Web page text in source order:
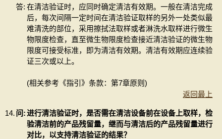
答: 在清洁验证时，应同时确定清洁有效期。一般在清洁完成
后，每次间隔一定时间在清洁验证取样的另外一处类似最
难清洗的部位，采用擦拭法取样或者淋洗水取样进行微生
物限度检查，直至微生物限度检查接近清洁验证的微生物
限度可接受标准，即为清洁有效期。清洁有效期应连续验
证三次或以上。
(相关参考《指引》条款：第7章原则)
返回最上
14. 问:进行清洁验证时，是否需在清洁设备前在设备上取样，检
验清洁前的产品残留量，继而与清洁后的产品残留量进行
对比，以支持清洁验证的结果？